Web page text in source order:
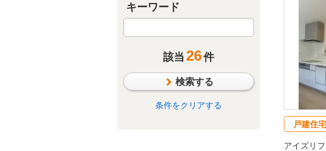
キーワード
該当 26件
検索する
条件をクリアする
戸建住宅
アイズリ
トイレ 洗面